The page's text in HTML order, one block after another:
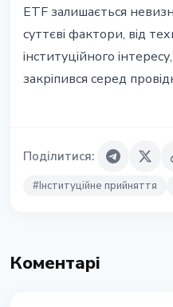
ETF залишається
суттєві фактори, від
інституційного
закріпився серед
Поділитися:
#Інституційне прийняття
Коментарі